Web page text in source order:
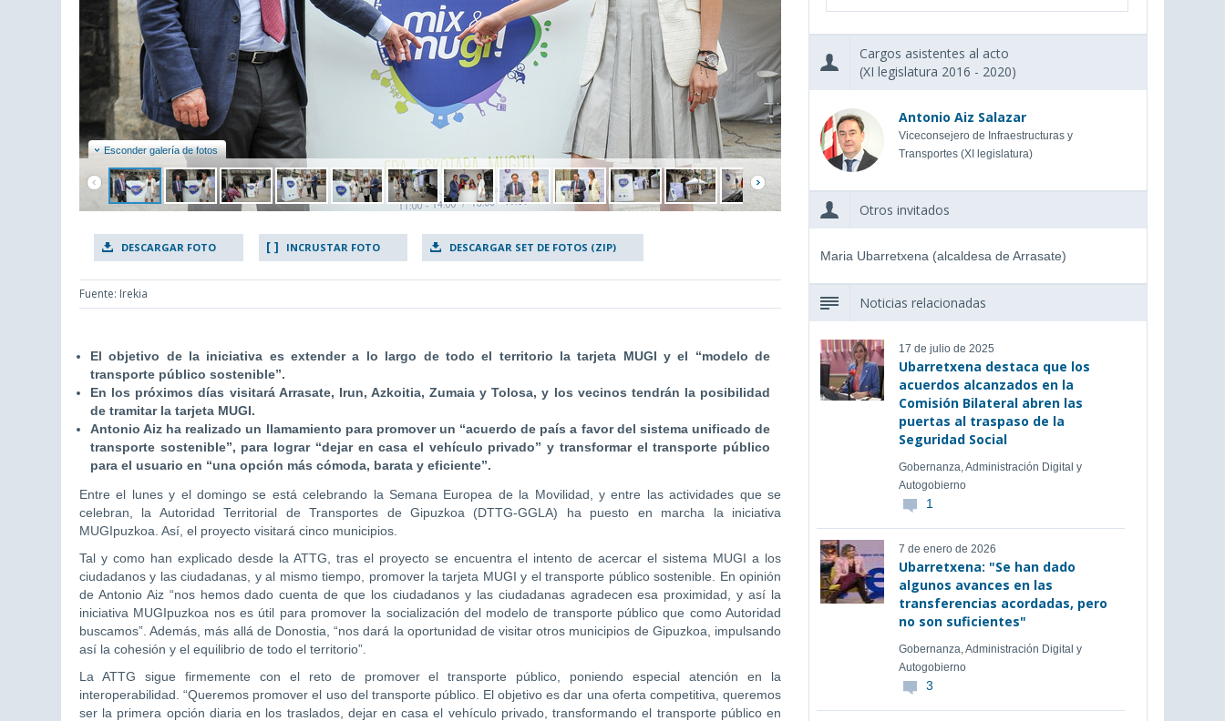
Esconder galería de fotos
DESCARGAR FOTO INCRUSTAR FOTO DESCARGAR SET DE FOTOS (ZIP)
Fuente: Irekia
El objetivo de la iniciativa es extender a lo largo de todo el territorio la tarjeta MUGI y el “modelo de
transporte público sostenible”.
En los próximos días visitará Arrasate, Irun, Azkoitia, Zumaia y Tolosa, y los vecinos tendrán la posibilidad
de tramitar la tarjeta MUGI.
Antonio Aiz ha realizado un llamamiento para promover un “acuerdo de país a favor del sistema unificado de
transporte sostenible”, para lograr “dejar en casa el vehículo privado” y transformar el transporte público
para el usuario en “una opción más cómoda, barata y eficiente”.
Entre el lunes y el domingo se está celebrando la Semana Europea de la Movilidad, y entre las actividades que se
celebran, la Autoridad Territorial de Transportes de Gipuzkoa (DTTG-GGLA) ha puesto en marcha la iniciativa
MUGIpuzkoa. Así, el proyecto visitará cinco municipios.
Tal y como han explicado desde la ATTG, tras el proyecto se encuentra el intento de acercar el sistema MUGI a los
ciudadanos y las ciudadanas, y al mismo tiempo, promover la tarjeta MUGI y el transporte público sostenible. En opinión
de Antonio Aiz “nos hemos dado cuenta de que los ciudadanos y las ciudadanas agradecen esa proximidad, y así la
iniciativa MUGIpuzkoa nos es útil para promover la socialización del modelo de transporte público que como Autoridad
buscamos”. Además, más allá de Donostia, “nos dará la oportunidad de visitar otros municipios de Gipuzkoa, impulsando
así la cohesión y el equilibrio de todo el territorio”.
La ATTG sigue firmemente con el reto de promover el transporte público, poniendo especial atención en la
interoperabilidad. “Queremos promover el uso del transporte público. El objetivo es dar una oferta competitiva, queremos
ser la primera opción diaria en los traslados, dejar en casa el vehículo privado, transformando el transporte público en
Cargos asistentes al acto
(XI legislatura 2016 - 2020)
Antonio Aiz Salazar
Viceconsejero de Infraestructuras y
Transportes (XI legislatura)
Otros invitados
Maria Ubarretxena (alcaldesa de Arrasate)
Noticias relacionadas
17 de julio de 2025
Ubarretxena destaca que los
acuerdos alcanzados en la
Comisión Bilateral abren las
puertas al traspaso de la
Seguridad Social
Gobernanza, Administración Digital y
Autogobierno
1
7 de enero de 2026
Ubarretxena: "Se han dado
algunos avances en las
transferencias acordadas, pero
no son suficientes"
Gobernanza, Administración Digital y
Autogobierno
3